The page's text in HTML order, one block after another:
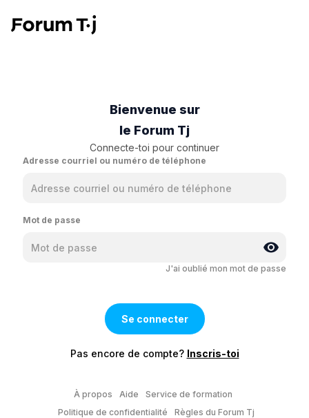
Bienvenue sur
le Forum Tj
Connecte-toi pour continuer
Adresse courriel ou numéro de téléphone
Mot de passe
J'ai oublié mon mot de passe
Pas encore de compte? Inscris-toi
À propos Aide
Service de formation
Politique de confidentialité
Règles du Forum Tj